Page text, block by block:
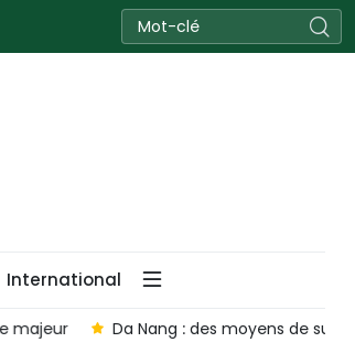
International
majeur Da Nang : des moyens de